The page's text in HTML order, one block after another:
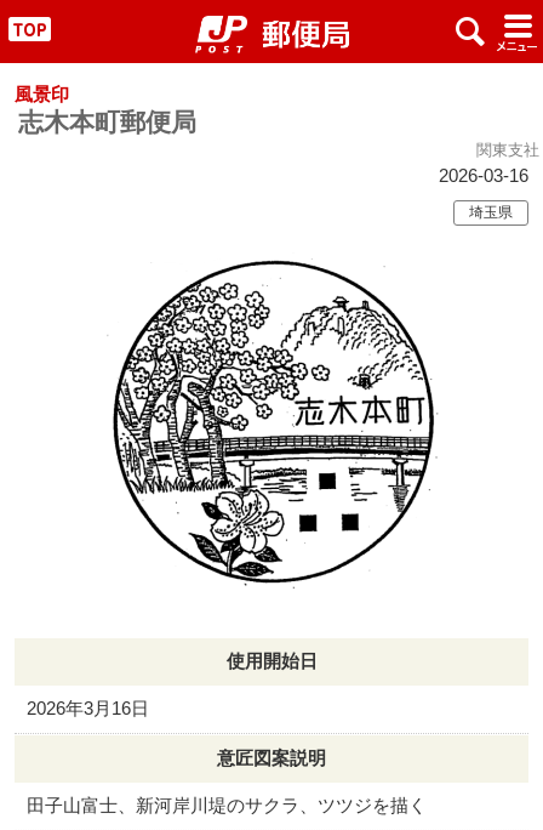
" x #
風景印
志木本町郵便局
関東支社
2026-03-16
埼玉県
使用開始日
2026年3月16日
意匠図案説明
田子山富士、新河岸川堤のサクラ、ツツジを描く